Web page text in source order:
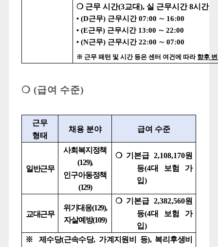
❍ 근무 시간(3교대), 실 근무시간8시간
•(D근무) 근무시간07:00 ∼ 16:00
•(E근무) 근무시간 13:00 ∼22:00
•(N근무) 근무시간22:00 ∼07:00
※ 근무 패턴 및 시간 등은 센터 여건에 따라 향후
❍ (급여 수준)
근무
형태
채용 분야 급여 수준
일반근무
사회복지정책
(129),
인구아동정책
(129)
❍ 기본급 2,108,170원
등(4대 보험 가
입)
교대근무
위기대응(129),
자살예방(109)
❍ 기본급 2,382,560원
등(4대 보험 가
입)
※ 제수당(근속수당, 가계지원비 등), 복리후생비